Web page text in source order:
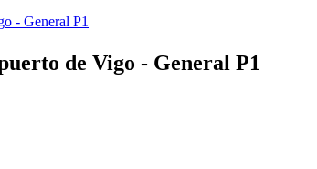
- General P1
de Vigo - General P1